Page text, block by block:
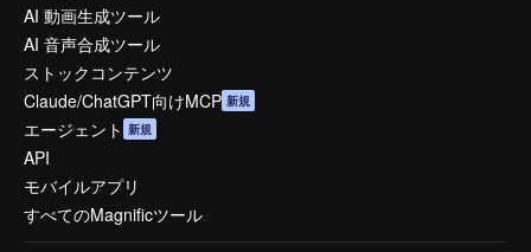
AI 動画生成ツール
AI 音声合成ツール
ストックコンテンツ
Claude/ChatGPT向けMCP 新規
エージェント 新規
API
モバイルアプリ
すべてのMagnificツール